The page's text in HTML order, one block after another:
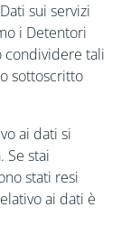
sui servizi
i Detentori
condividere tali
sottoscritto
ai dati si
Se stai
stati resi
ai dati è